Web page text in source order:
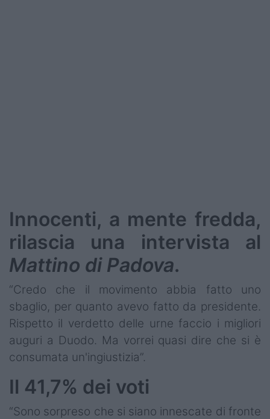
Innocenti, a mente fredda,
rilascia una intervista al
Mattino di Padova.
“Credo che il movimento abbia fatto uno
sbaglio, per quanto avevo fatto da presidente.
Rispetto il verdetto delle urne faccio i migliori
auguri a Duodo. Ma vorrei quasi dire che si è
consumata un'ingiustizia”.
Il 41,7% dei voti
“Sono sorpreso che si siano innescate di fronte